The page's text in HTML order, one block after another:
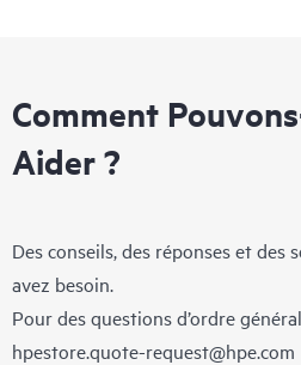
Comment
Aider ?
Des conseils, des réponses et des
avez besoin.
Pour des questions d’ordre
hpestore.quote-request@hpe.com